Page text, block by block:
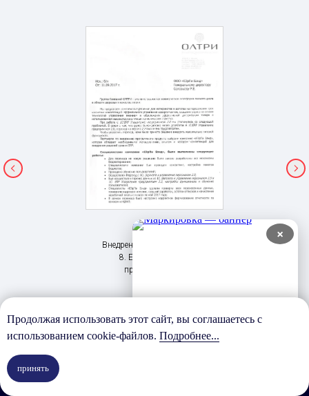
ГК "Олтри"
Внедрение 1С: Предприятие
8. ERP Управление
предприятием 2
Продолжая использовать этот сайт, вы соглашаетесь с
использованием cookie-файлов. Подробнее...
принять
×